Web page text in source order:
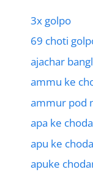
3x golpo
69 choti
ajachar
ammu ke
ammur pod
apa ke choda
apu ke choda
apuke